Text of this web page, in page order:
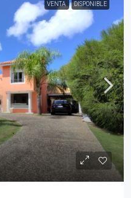
VENTA DISPONIBLE